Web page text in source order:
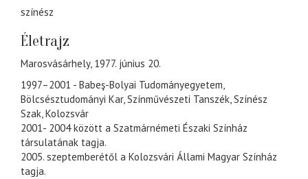
színész
Életrajz
Marosvásárhely, 1977. június 20.
1997–2001 - Babeş-Bolyai Tudományegyetem,
Bölcsésztudományi Kar, Színművészeti Tanszék, Színész
Szak, Kolozsvár
2001- 2004 között a Szatmárnémeti Északi Színház
társulatának tagja.
2005. szeptemberétől a Kolozsvári Állami Magyar Színház
tagja.